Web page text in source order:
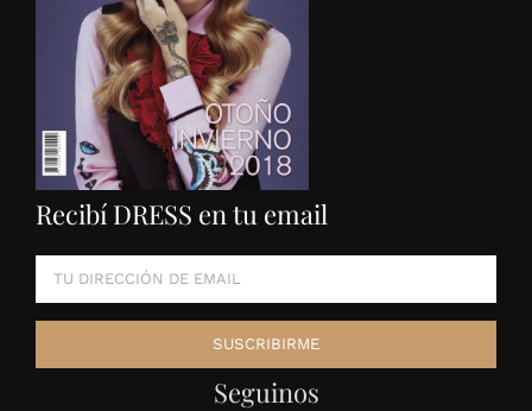
Recibí DRESS en tu email
Seguinos